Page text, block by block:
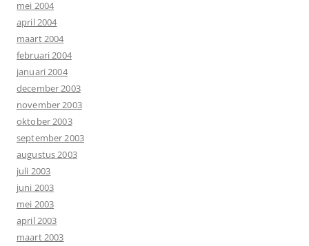
mei 2004
april 2004
maart 2004
februari 2004
januari 2004
december 2003
november 2003
oktober 2003
september 2003
augustus 2003
juli 2003
juni 2003
mei 2003
april 2003
maart 2003